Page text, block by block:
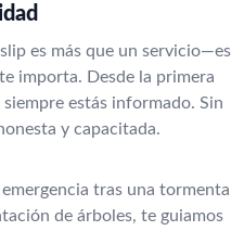
es más que un servicio—es
importa. Desde la primera
siempre estás informado. Sin
y capacitada.
tras una tormenta
de árboles, te guiamos